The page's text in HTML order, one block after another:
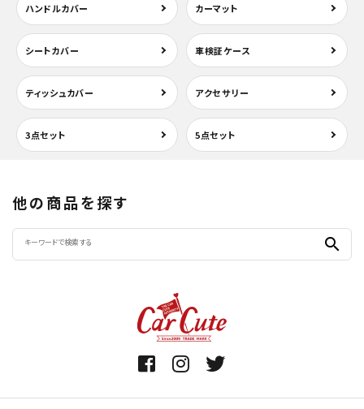
ハンドルカバー カーマット
シートカバー 車検証ケース
ティッシュカバー アクセサリー
3点セット 5点セット
他の商品を探す
search